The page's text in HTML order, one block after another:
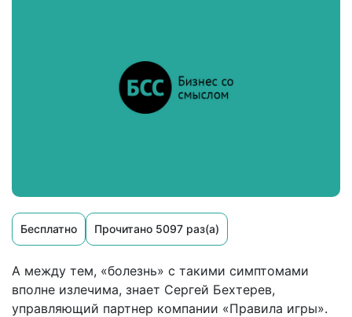
Бесплатно Прочитано 5097 раз(а)
А между тем, «болезнь» с такими симптомами
вполне излечима, знает Сергей Бехтерев,
управляющий партнер компании «Правила игры».